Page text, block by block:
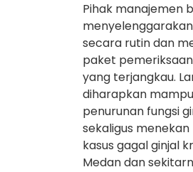
Pihak manajemen
secara rutin dan
paket
yang terjangkau.
diharapkan
penurunan fungsi
sekaligus
kasus gagal ginjal
Medan dan